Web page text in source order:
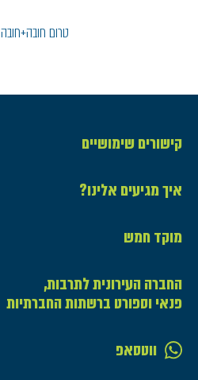
טרום חובה+חובה
קישורים שימושיים
איך מגיעים אלינו?
מוקד חמש
החברה העירונית לתרבות,
פנאי וספורט ברשתות החברתיות
ווטסאפ